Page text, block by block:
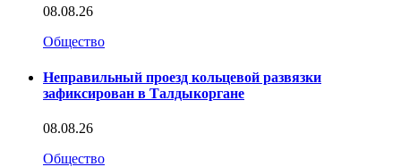
08.08.26
Общество
Неправильный проезд кольцевой развязки
зафиксирован в Талдыкоргане
08.08.26
Общество